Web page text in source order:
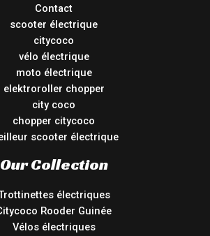
Contact
scooter électrique
citycoco
vélo électrique
moto électrique
elektroroller chopper
city coco
chopper citycoco
scooter électrique
Our Collection
électriques
Rooder Guinée
Vélos électriques